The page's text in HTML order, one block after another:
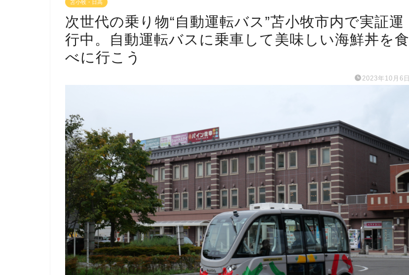
苫小牧・日高
次世代の乗り物“自動運転バス”苫小牧市内で実証運
行中。自動運転バスに乗車して美味しい海鮮丼を食
べに行こう
2023年10月6日